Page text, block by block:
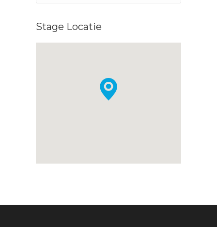
Stage Locatie